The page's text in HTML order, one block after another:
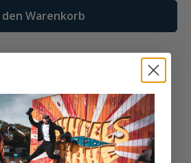
den Warenkorb
STR-6 Lederhandschuh lang -
den ultimativen Schutz mit dem